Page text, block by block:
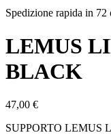
Spedizione rapida in 72
LEMUS
BLACK
47,00 €
SUPPORTO LEMUS